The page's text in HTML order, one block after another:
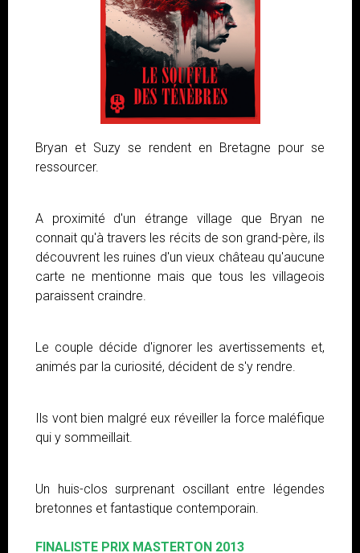
Bryan et Suzy se rendent en Bretagne pour se
ressourcer.
A proximité d'un étrange village que Bryan ne
connait qu'à travers les récits de son grand-père, ils
découvrent les ruines d'un vieux château qu'aucune
carte ne mentionne mais que tous les villageois
paraissent craindre.
Le couple décide d'ignorer les avertissements et,
animés par la curiosité, décident de s'y rendre.
Ils vont bien malgré eux réveiller la force maléfique
qui y sommeillait.
Un huis-clos surprenant oscillant entre légendes
bretonnes et fantastique contemporain.
FINALISTE PRIX MASTERTON 2013